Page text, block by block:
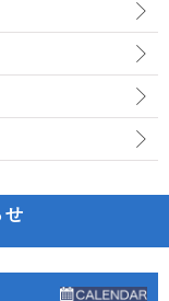
せ